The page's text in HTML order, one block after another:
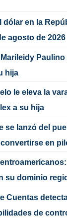
dólar en la
agosto de 2026
Marileidy
hija
le eleva la
a su hija
se lanzó del
en
su dominio
Cuentas
de